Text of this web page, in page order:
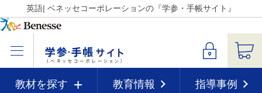
英語| ベネッセコーポレーションの『学参・手帳サイト』
教材を探す 教育情報 指導事例